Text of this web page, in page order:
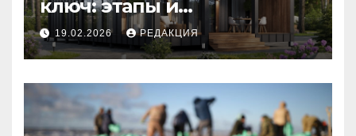
ключ: этапы и
планирование бюджета
19.02.2026 РЕДАКЦИЯ